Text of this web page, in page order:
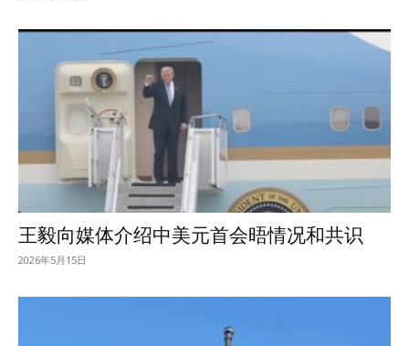
王毅向媒体介绍中美元首会晤情况和共识
2026年5月15日